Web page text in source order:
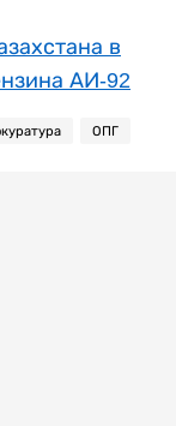
в
АИ-92
ОПГ